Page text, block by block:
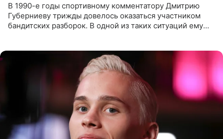
В 1990-е годы спортивному комментатору Дмитрию
Губерниеву трижды довелось оказаться участником
бандитских разборок. В одной из таких ситуаций ему